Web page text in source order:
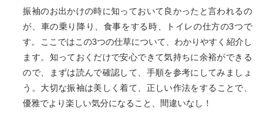
振袖のお出かけの時に知っておいて良かったと言われるの
が、車の乗り降り、食事をする時、トイレの仕方の3つで
す。
ここではこの3つの仕草について、わかりやすく紹介し
ます。 知っておくだけで安心できて気持ちに余裕ができる
ので、まずは読んで確認して、手順を参考にしてみましょ
う。 大切な振袖は美しく着て、正しい作法をすることで、
優雅でより楽しい気分になること、間違いなし！